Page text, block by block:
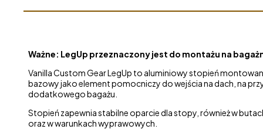
Ważne: LegUp przeznaczony jest do montażu na
Vanilla Custom Gear LegUp to aluminiowy stopień
bazowy jako element pomocniczy do wejścia na dach, na
dodatkowego bagażu.
Stopień zapewnia stabilne oparcie dla stopy, również w
oraz w warunkach wyprawowych.